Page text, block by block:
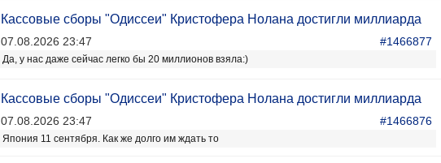
Кассовые сборы "Одиссеи" Кристофера Нолана достигли миллиарда
07.08.2026 23:47 #1466877
Да, у нас даже сейчас легко бы 20 миллионов взяла:)
Кассовые сборы "Одиссеи" Кристофера Нолана достигли миллиарда
07.08.2026 23:47 #1466876
Япония 11 сентября. Как же долго им ждать то